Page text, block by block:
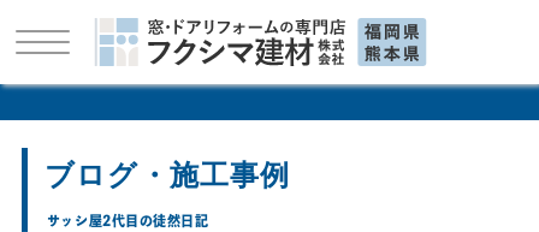
ブログ・施工事例
サッシ屋2代目の徒然日記